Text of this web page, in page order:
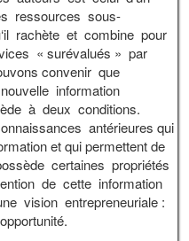
ressources sous-
rachète et combine pour
« surévalués » par
convenir que
information
à deux conditions.
antérieures qui
et qui permettent de
certaines propriétés
de cette information
vision entrepreneuriale :